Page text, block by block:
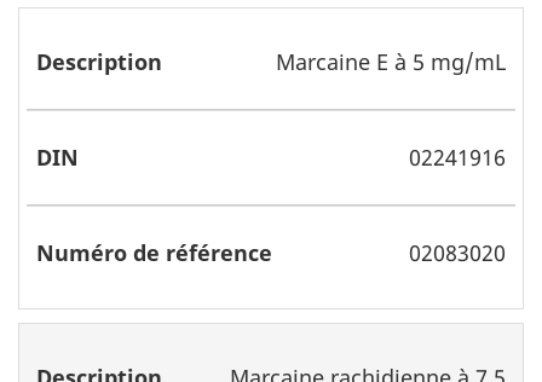
Marcaine E à 5 mg/mL
02241916
02083020